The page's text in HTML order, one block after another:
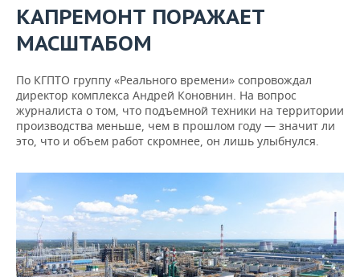
КАПРЕМОНТ ПОРАЖАЕТ
МАСШТАБОМ
По КГПТО группу «Реального времени» сопровождал
директор комплекса Андрей Коновнин. На вопрос
журналиста о том, что подъемной техники на территории
производства меньше, чем в прошлом году — значит ли
это, что и объем работ скромнее, он лишь улыбнулся.